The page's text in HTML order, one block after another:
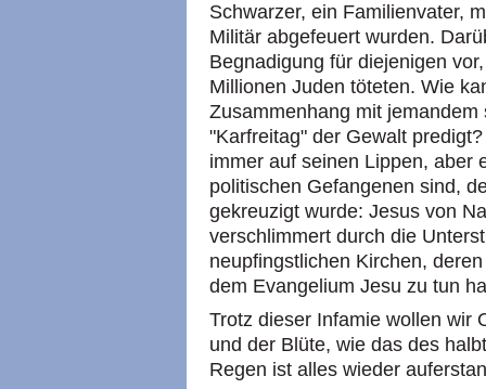
Schwarzer, ein Familienvater,
Militär abgefeuert wurden.
Begnadigung für diejenigen
Millionen Juden töteten. Wie
Zusammenhang mit
"Karfreitag" der Gewalt
immer auf seinen Lippen, aber
politischen Gefangenen sind,
gekreuzigt wurde: Jesus von
verschlimmert durch die
neupfingstlichen Kirchen,
dem Evangelium Jesu zu tun
Trotz dieser Infamie wollen wir
und der Blüte, wie das des
Regen ist alles wieder